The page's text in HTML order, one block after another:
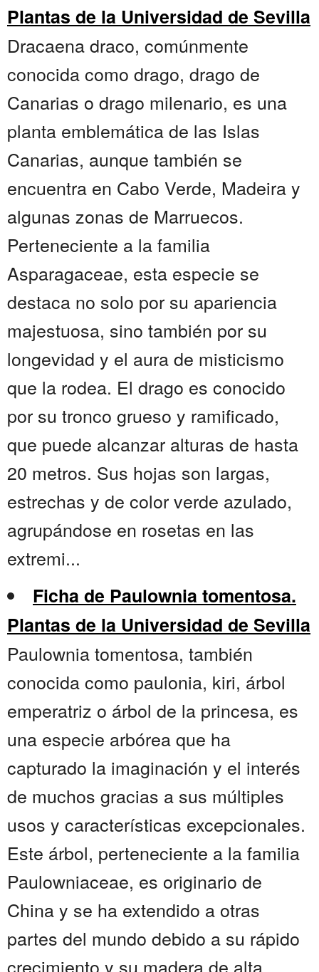
Plantas de la Universidad de Sevilla
Dracaena draco, comúnmente
conocida como drago, drago de
Canarias o drago milenario, es una
planta emblemática de las Islas
Canarias, aunque también se
encuentra en Cabo Verde, Madeira y
algunas zonas de Marruecos.
Perteneciente a la familia
Asparagaceae, esta especie se
destaca no solo por su apariencia
majestuosa, sino también por su
longevidad y el aura de misticismo
que la rodea. El drago es conocido
por su tronco grueso y ramificado,
que puede alcanzar alturas de hasta
20 metros. Sus hojas son largas,
estrechas y de color verde azulado,
agrupándose en rosetas en las
extremi...
Ficha de Paulownia tomentosa.
Plantas de la Universidad de Sevilla
Paulownia tomentosa, también
conocida como paulonia, kiri, árbol
emperatriz o árbol de la princesa, es
una especie arbórea que ha
capturado la imaginación y el interés
de muchos gracias a sus múltiples
usos y características excepcionales.
Este árbol, perteneciente a la familia
Paulowniaceae, es originario de
China y se ha extendido a otras
partes del mundo debido a su rápido
crecimiento y su madera de alta